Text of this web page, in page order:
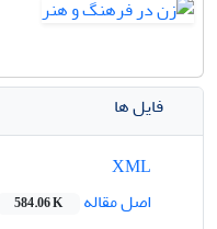
فایل ها
اصل مقاله
584.06 K